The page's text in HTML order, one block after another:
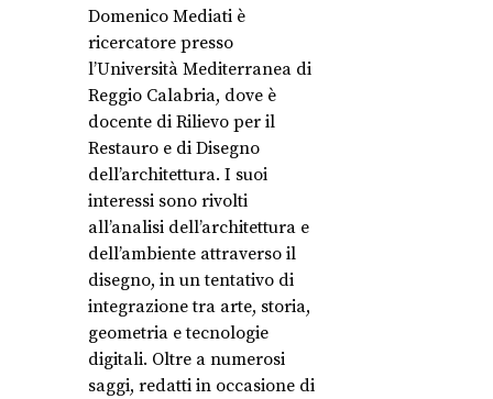
Domenico Mediati è
ricercatore presso
l’Università Mediterranea di
Reggio Calabria, dove è
docente di Rilievo per il
Restauro e di Disegno
dell’architettura. I suoi
interessi sono rivolti
all’analisi dell’architettura e
dell’ambiente attraverso il
disegno, in un tentativo di
integrazione tra arte, storia,
geometria e tecnologie
digitali. Oltre a numerosi
saggi, redatti in occasione di